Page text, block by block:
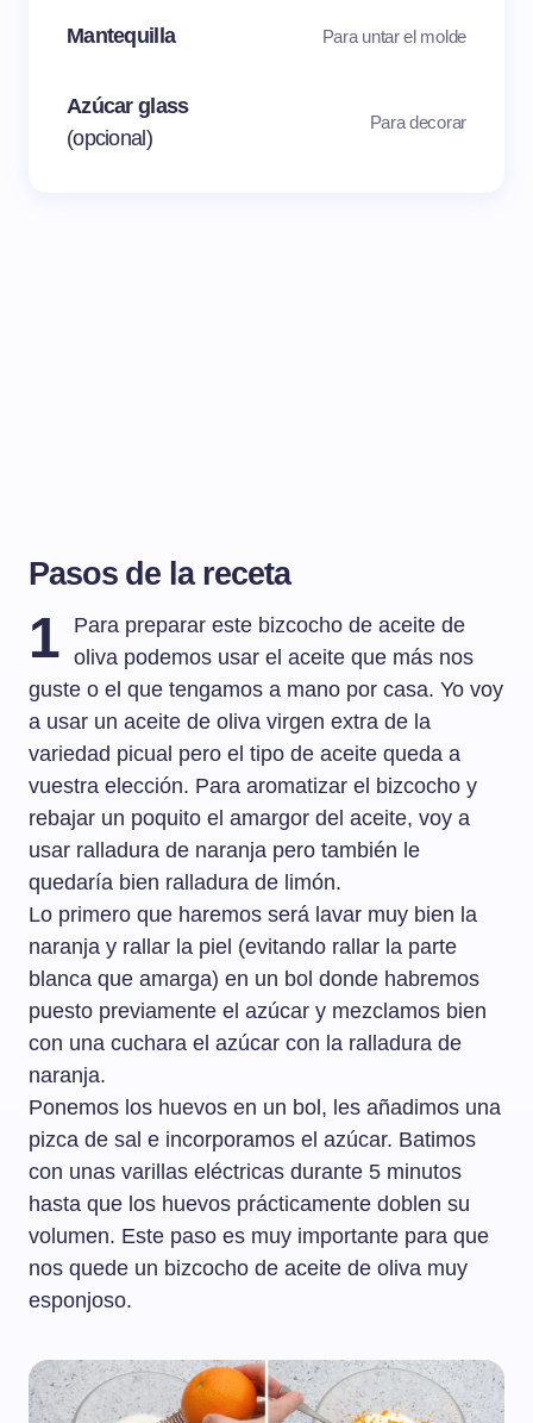
Mantequilla Para untar el molde
Azúcar glass
(opcional)
Para decorar
Pasos de la receta
1
Para preparar este bizcocho de aceite de
oliva podemos usar el aceite que más nos
guste o el que tengamos a mano por casa. Yo voy
a usar un aceite de oliva virgen extra de la
variedad picual pero el tipo de aceite queda a
vuestra elección. Para aromatizar el bizcocho y
rebajar un poquito el amargor del aceite, voy a
usar ralladura de naranja pero también le
quedaría bien ralladura de limón.
Lo primero que haremos será lavar muy bien la
naranja y rallar la piel (evitando rallar la parte
blanca que amarga) en un bol donde habremos
puesto previamente el azúcar y mezclamos bien
con una cuchara el azúcar con la ralladura de
naranja.
Ponemos los huevos en un bol, les añadimos una
pizca de sal e incorporamos el azúcar. Batimos
con unas varillas eléctricas durante 5 minutos
hasta que los huevos prácticamente doblen su
volumen. Este paso es muy importante para que
nos quede un bizcocho de aceite de oliva muy
esponjoso.